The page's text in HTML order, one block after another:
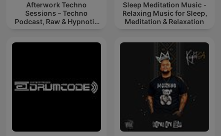
Afterwork Techno
Sessions – Techno
Podcast, Raw & Hypnotic
Sleep Meditation Music -
Relaxing Music for Sleep,
Meditation & Relaxation